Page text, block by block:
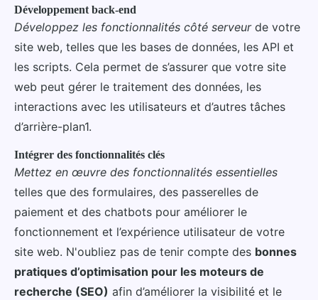
Développement back-end
Développez les fonctionnalités côté serveurde votre
site web, telles que les bases de données, les API et
les scripts. Cela permet de s’assurer que votre site
web peut gérer le traitement des données, les
interactions avec les utilisateurs et d’autres tâches
d’arrière-plan1.
Intégrer des fonctionnalités clés
Mettez en œuvre des fonctionnalités essentielles
telles que des formulaires, des passerelles de
paiement et des chatbots pour améliorer le
fonctionnement et l’expérience utilisateur de votre
site web. N'oubliez pas de tenir compte des bonnes
pratiques d’optimisation pour les moteurs de
recherche (SEO) afin d’améliorer la visibilité et le